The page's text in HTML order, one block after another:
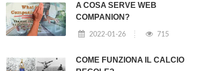
A COSA SERVE WEB
COMPANION?
2022-01-26 715
COME FUNZIONA IL CALCIO